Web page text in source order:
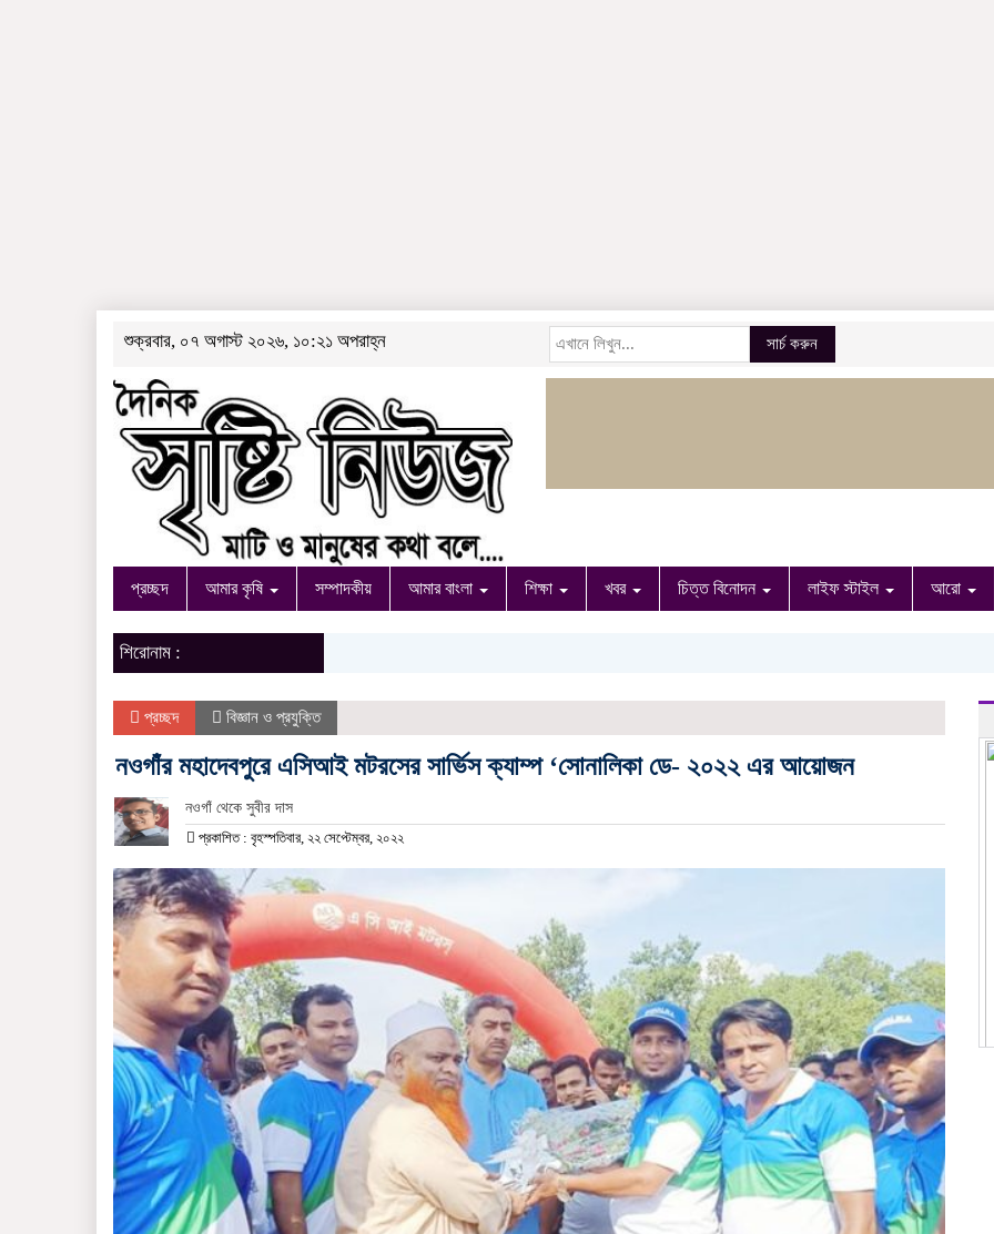
শুক্রবার, ০৭ অগাস্ট ২০২৬, ১০:২১ অপরাহ্ন সার্চ করুন
প্রচ্ছদ আমার কৃষি সম্পাদকীয় আমার বাংলা শিক্ষা খবর চিত্ত বিনোদন লাইফ স্টাইল আরো
শিরোনাম :
প্রচ্ছদ বিজ্ঞান ও প্রযুক্তি
নওগাঁর মহাদেবপুরে এসিআই মটরসের সার্ভিস ক্যাম্প ‘সোনালিকা ডে- ২০২২ এর আয়োজন
নওগাঁ থেকে সুবীর দাস
প্রকাশিত : বৃহস্পতিবার, ২২ সেপ্টেম্বর, ২০২২